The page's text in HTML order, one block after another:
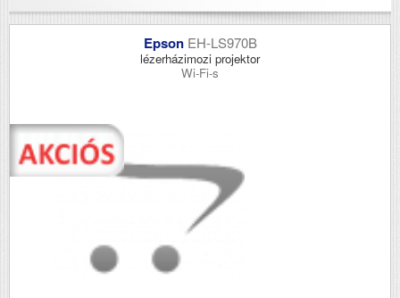
Epson EH-LS970B
lézerházimozi projektor
Wi-Fi-s